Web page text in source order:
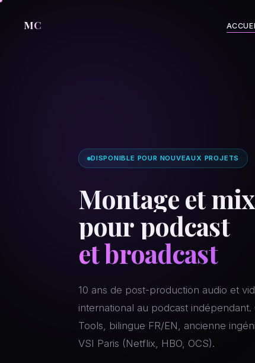
MC
DISPONIBLE POUR NOUVEAUX PROJETS
Montageetmix
pourpodcast
et broadcast
10 ans de post-production audio et vid
international au podcast indépendant.
Tools, bilingue FR/EN, ancienne ingén
VSI Paris (Netflix, H BO, OCS).